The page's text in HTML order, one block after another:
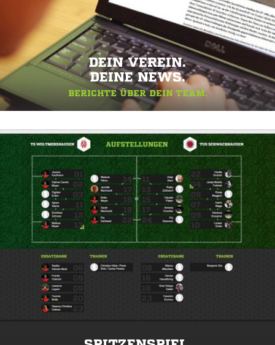
DEIN VEREIN.
DEINE NEWS.
BERICHTE ÜBER DEIN TEAM.